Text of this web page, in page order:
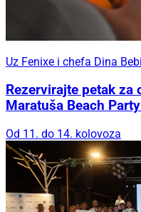
Uz Fenixe i chefa Dina
Rezervirajte petak
Maratuša Beach
Od 11. do 14. kolovoza